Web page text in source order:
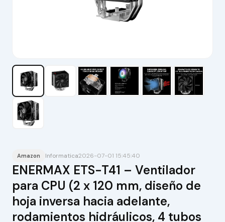
Amazon Informatica2026-07-01 15:45:40
ENERMAX ETS-T41 – Ventilador
para CPU (2 x 120 mm, diseño de
hoja inversa hacia adelante,
rodamientos hidráulicos, 4 tubos